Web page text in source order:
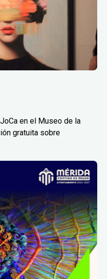
en el Museo de la
gratuita sobre